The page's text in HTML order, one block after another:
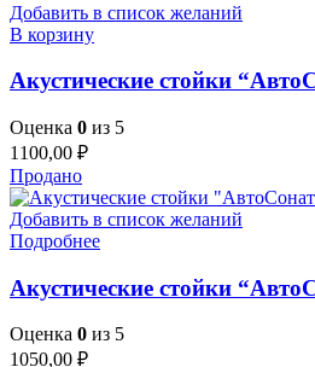
Добавить в список желаний
В корзину
Акустические стойки
Оценка 0 из 5
1100,00 ₽
Продано
Добавить в список желаний
Подробнее
Акустические стойки
Оценка 0 из 5
1050,00 ₽